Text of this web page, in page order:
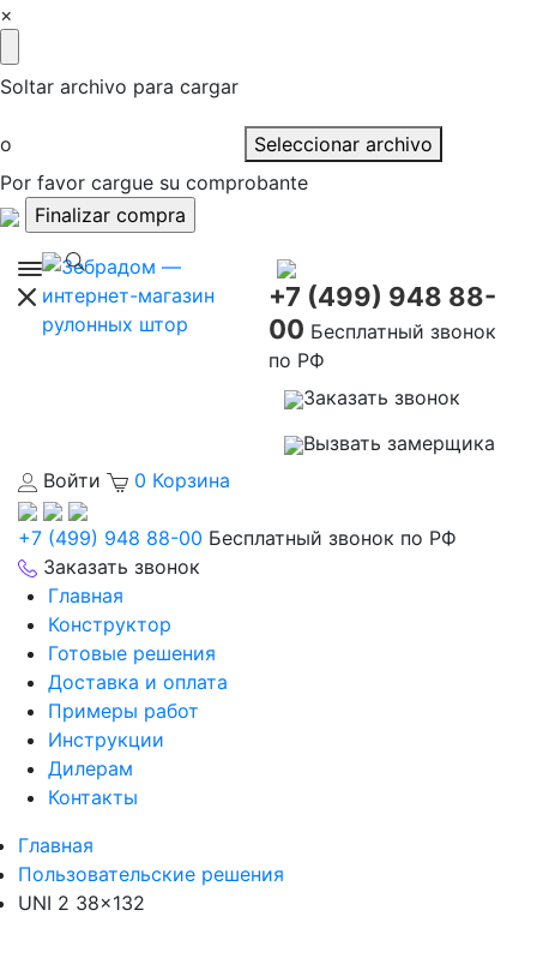
×
Soltar archivo para cargar
o
Seleccionar archivo
Por favor cargue su comprobante
+7 (499) 948 88-
00 Бесплатный звонок
по РФ
Заказать звонок
Вызвать замерщика
Войти
0 Корзина
+7 (499) 948 88-00 Бесплатный звонок по РФ
Заказать звонок
Главная
Конструктор
Готовые решения
Доставка и оплата
Примеры работ
Инструкции
Дилерам
Контакты
Главная
Пользовательские решения
UNI 2 38×132